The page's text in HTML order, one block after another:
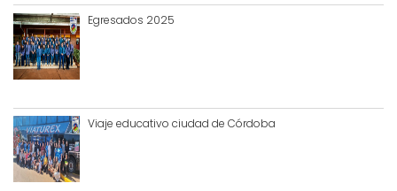
Egresados 2025
Viaje educativo ciudad de Córdoba